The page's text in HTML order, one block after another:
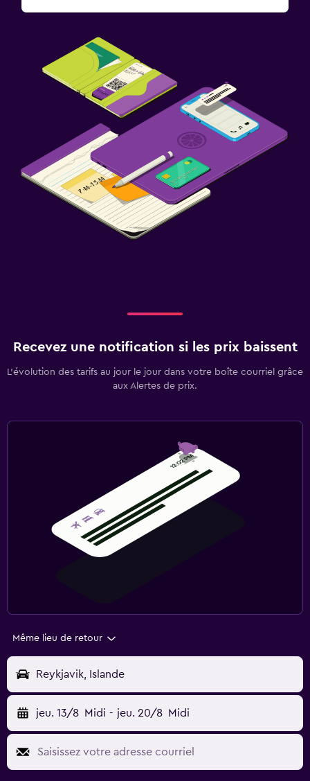
Recevez une notification si les prix baissent
L’évolution des tarifs au jour le jour dans votre boîte courriel grâce
aux Alertes de prix.
Même lieu de retour
Reykjavik, Islande
jeu. 13/8 Midi - jeu. 20/8 Midi